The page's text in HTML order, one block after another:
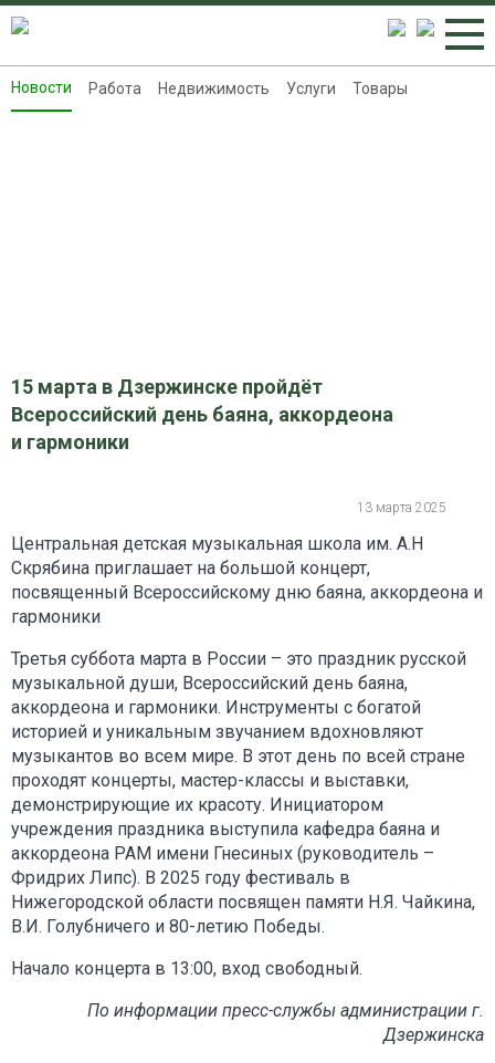
Новости
Новости Работа Недвижимость Услуги Товары
15 марта в Дзержинске пройдёт
Всероссийский день баяна, аккордеона
и гармоники
13 марта 2025
Центральная детская музыкальная школа им. А.Н
Скрябина приглашает на большой концерт,
посвященный Всероссийскому дню баяна, аккордеона и
гармоники
Третья суббота марта в России – это праздник русской
музыкальной души, Всероссийский день баяна,
аккордеона и гармоники. Инструменты с богатой
историей и уникальным звучанием вдохновляют
музыкантов во всем мире. В этот день по всей стране
проходят концерты, мастер-классы и выставки,
демонстрирующие их красоту. Инициатором
учреждения праздника выступила кафедра баяна и
аккордеона РАМ имени Гнесиных (руководитель –
Фридрих Липс). В 2025 году фестиваль в
Нижегородской области посвящен памяти Н.Я. Чайкина,
В.И. Голубничего и 80-летию Победы.
Начало концерта в 13:00, вход свободный.
По информации пресс-службы администрации г.
Дзержинска